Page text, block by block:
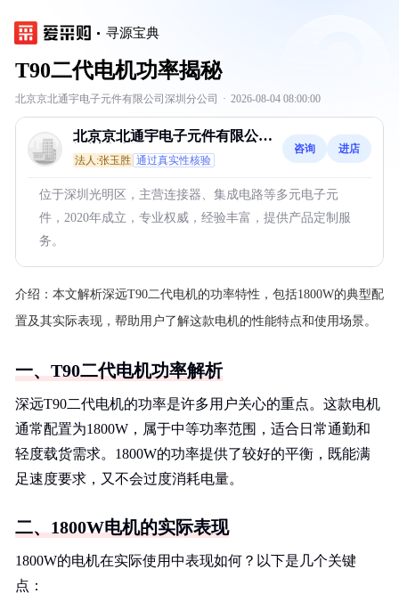
寻源宝典
T90二代电机功率揭秘
北京京北通宇电子元件有限公司深圳分公司 · 2026-08-04 08:00:00
北京京北通宇电子元件有限公司
深圳分公司
法人:张玉胜 通过真实性核验
咨询 进店
位于深圳光明区，主营连接器、集成电路等多元电子元
件，2020年成立，专业权威，经验丰富，提供产品定制服
务。
介绍： 本文解析深远T90二代电机的功率特性，包括1800W的典型配
置及其实际表现，帮助用户了解这款电机的性能特点和使用场景。
一、T90二代电机功率解析
深远T90二代电机的功率是许多用户关心的重点。这款电机
通常配置为1800W，属于中等功率范围，适合日常通勤和
轻度载货需求。1800W的功率提供了较好的平衡，既能满
足速度要求，又不会过度消耗电量。
二、1800W电机的实际表现
1800W的电机在实际使用中表现如何？以下是几个关键
点：